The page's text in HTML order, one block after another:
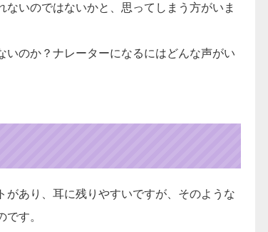
いのではないかと、思ってしまう方がいま
いのか？ナレーターになるにはどんな声がい
あり、耳に残りやすいですが、そのような
す。